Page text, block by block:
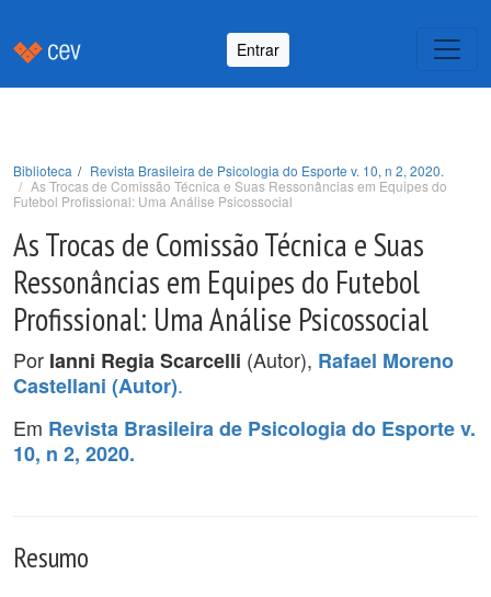
Entrar
Biblioteca
Revista Brasileira de Psicologia do Esporte v. 10, n 2, 2020.
As Trocas de Comissão Técnica e Suas Ressonâncias em Equipes do
Futebol Profissional: Uma Análise Psicossocial
As Trocas de Comissão Técnica e Suas
Ressonâncias em Equipes do Futebol
Profissional: Uma Análise Psicossocial
Por Ianni Regia Scarcelli (Autor), Rafael Moreno
Castellani (Autor).
Em Revista Brasileira de Psicologia do Esporte v.
10, n 2, 2020.
Resumo